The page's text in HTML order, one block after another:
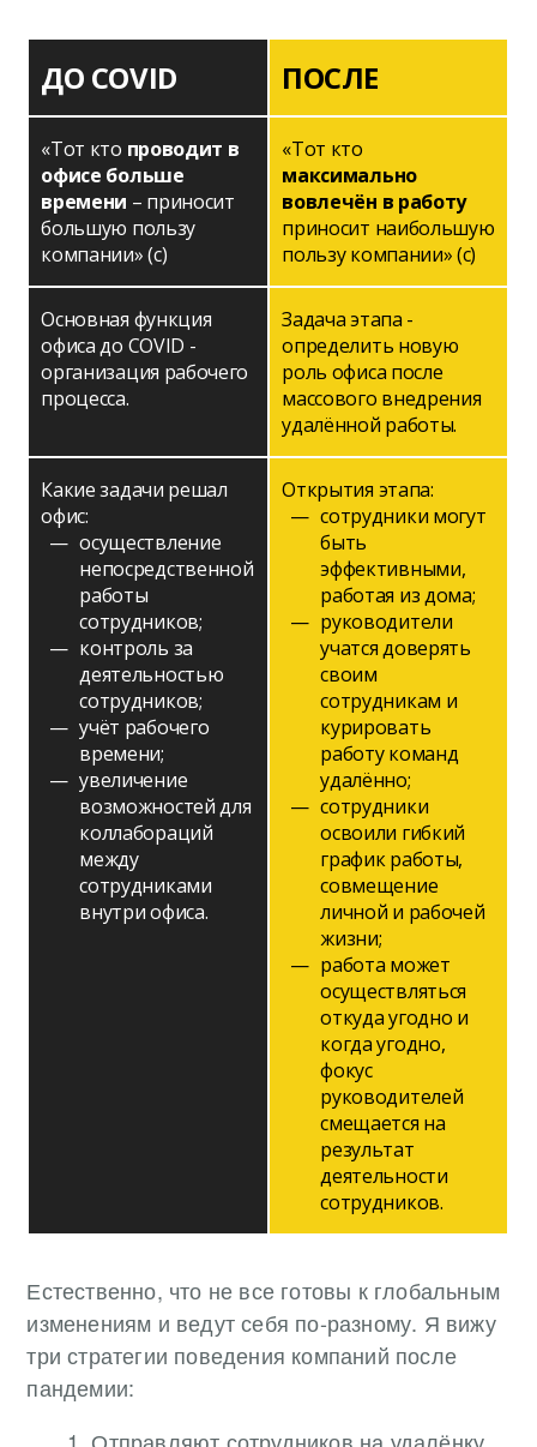
ДО COVID ПОСЛЕ
«Тот кто проводит в
офисе больше
времени – приносит
большую пользу
компании» (с)
«Тот кто
максимально
вовлечён в работу
приносит наибольшую
пользу компании» (с)
Основная функция
офиса до COVID -
организация рабочего
процесса.
Задача этапа -
определить новую
роль офиса после
массового внедрения
удалённой работы.
Какие задачи решал
офис:
осуществление
непосредственной
работы
сотрудников;
контроль за
деятельностью
сотрудников;
учёт рабочего
времени;
увеличение
возможностей для
коллабораций
между
сотрудниками
внутри офиса.
Открытия этапа:
сотрудники могут
быть
эффективными,
работая из дома;
руководители
учатся доверять
своим
сотрудникам и
курировать
работу команд
удалённо;
сотрудники
освоили гибкий
график работы,
совмещение
личной и рабочей
жизни;
работа может
осуществляться
откуда угодно и
когда угодно,
фокус
руководителей
смещается на
результат
деятельности
сотрудников.
Естественно, что не все готовы к глобальным
изменениям и ведут себя по-разному. Я вижу
три стратегии поведения компаний после
пандемии: